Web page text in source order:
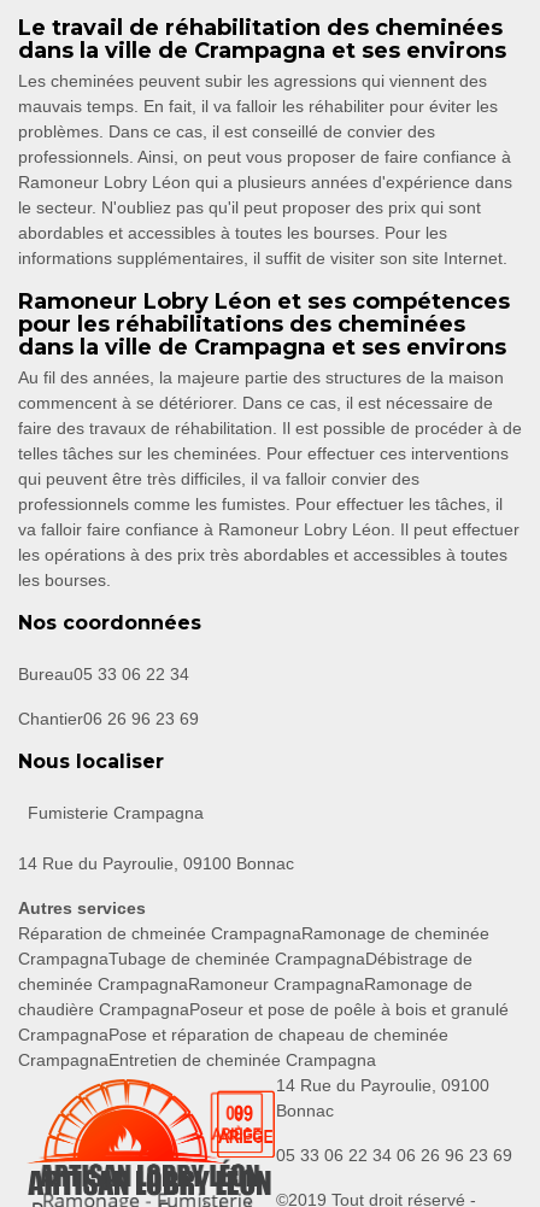
Le travail de réhabilitation des cheminées
dans la ville de Crampagna et ses environs
Les cheminées peuvent subir les agressions qui viennent des
mauvais temps. En fait, il va falloir les réhabiliter pour éviter les
problèmes. Dans ce cas, il est conseillé de convier des
professionnels. Ainsi, on peut vous proposer de faire confiance à
Ramoneur Lobry Léon qui a plusieurs années d'expérience dans
le secteur. N'oubliez pas qu'il peut proposer des prix qui sont
abordables et accessibles à toutes les bourses. Pour les
informations supplémentaires, il suffit de visiter son site Internet.
Ramoneur Lobry Léon et ses compétences
pour les réhabilitations des cheminées
dans la ville de Crampagna et ses environs
Au fil des années, la majeure partie des structures de la maison
commencent à se détériorer. Dans ce cas, il est nécessaire de
faire des travaux de réhabilitation. Il est possible de procéder à de
telles tâches sur les cheminées. Pour effectuer ces interventions
qui peuvent être très difficiles, il va falloir convier des
professionnels comme les fumistes. Pour effectuer les tâches, il
va falloir faire confiance à Ramoneur Lobry Léon. Il peut effectuer
les opérations à des prix très abordables et accessibles à toutes
les bourses.
Nos coordonnées
Bureau05 33 06 22 34
Chantier06 26 96 23 69
Nous localiser
Fumisterie Crampagna
14 Rue du Payroulie, 09100 Bonnac
Autres services
Réparation de chmeinée CrampagnaRamonage de cheminée
CrampagnaTubage de cheminée CrampagnaDébistrage de
cheminée CrampagnaRamoneur CrampagnaRamonage de
chaudière CrampagnaPoseur et pose de poêle à bois et granulé
CrampagnaPose et réparation de chapeau de cheminée
CrampagnaEntretien de cheminée Crampagna
14 Rue du Payroulie, 09100
Bonnac
05 33 06 22 34 06 26 96 23 69
©2019 Tout droit réservé -